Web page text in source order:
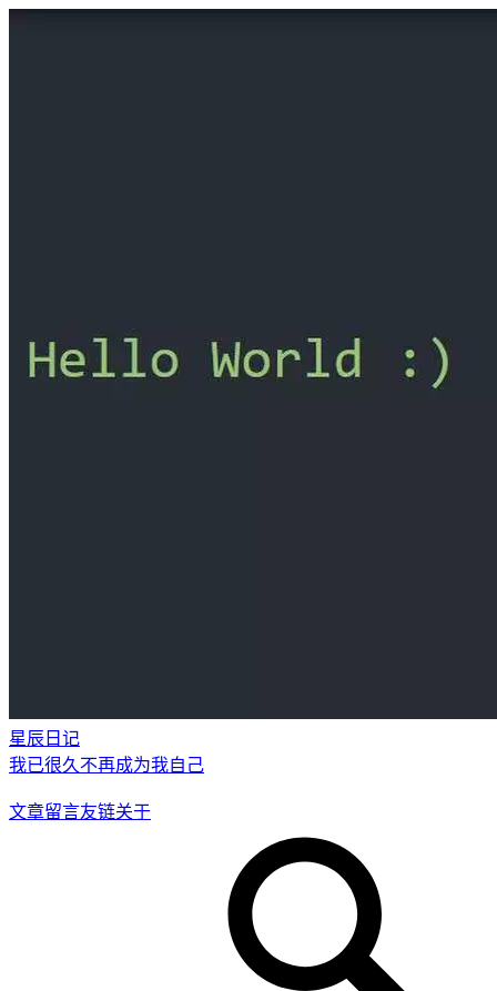
星辰日记
我已很久不再成为我自己
文章留言友链关于